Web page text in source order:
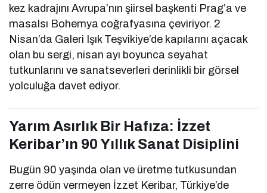
kez kadrajını Avrupa’nın şiirsel başkenti Prag’a ve
masalsı Bohemya coğrafyasına çeviriyor. 2
Nisan’da Galeri Işık Teşvikiye’de kapılarını açacak
olan bu sergi, nisan ayı boyunca seyahat
tutkunlarını ve sanatseverleri derinlikli bir görsel
yolculuğa davet ediyor.
Yarım Asırlık Bir Hafıza: İzzet
Keribar’ın 90 Yıllık Sanat Disiplini
Bugün 90 yaşında olan ve üretme tutkusundan
zerre ödün vermeyen İzzet Keribar, Türkiye’de